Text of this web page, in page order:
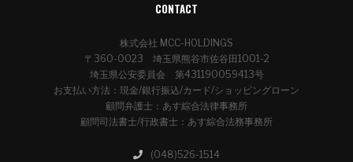
CONTACT
株式会社 MCC-HOLDINGS
〒360-0023 埼玉県熊谷市佐谷田1001-2
埼玉県公安委員会 第431190059413号
お支払い方法：現金/銀行振込/カード/ショッピングローン
顧問弁護士：あす綜合法律事務所
顧問司法書士/行政書士：あす綜合法務事務所
(048)526-1514